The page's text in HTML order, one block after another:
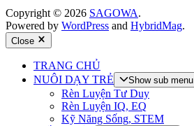
Copyright © 2026 SAGOWA.
Powered by WordPress and HybridMag.
Close
TRANG CHỦ
NUÔI DẠY TRẺ
Show sub menu
Rèn Luyện Tư Duy
Rèn Luyện IQ, EQ
Kỹ Năng Sống, STEM